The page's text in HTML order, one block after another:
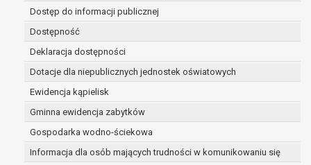
Dostęp do informacji publicznej
Dostępność
Deklaracja dostępności
Dotacje dla niepublicznych jednostek oświatowych
Ewidencja kąpielisk
Gminna ewidencja zabytków
Gospodarka wodno-ściekowa
Informacja dla osób mających trudności w komunikowaniu się
archiwizacji określonymi przez przepisy prawa
powszechnie obowiązującego.
W przypadku, gdy dane osobowe przetwarzane są
na podstawie zgody osoby, której dane dotyczą
przetwarzanie odbywa się do czasu wycofania tej
zgody.
W przypadku, gdy dane osobowe przetwarzane są
w celu zawarcia i realizacji umowy przetwarzanie
odbywa się przez okres niezbędny do realizacji
zawartej umowy, a po tym czasie w zakresie
wymaganym przez przepisy prawa lub dla